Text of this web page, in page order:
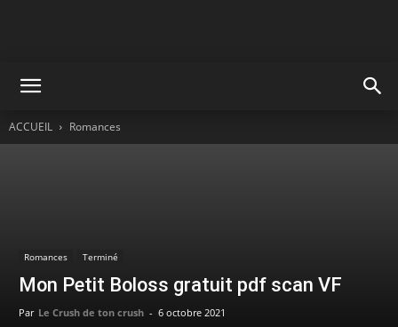
ACCUEIL Romances
Romances Terminé
Mon Petit Boloss gratuit pdf scan VF
Par Le Crush de ton crush - 6 octobre 2021